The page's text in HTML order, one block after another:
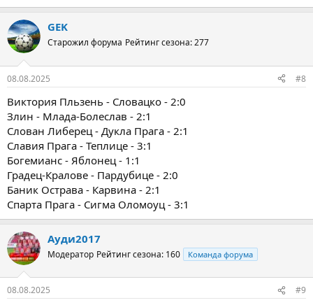
GEK
Старожил форума Рейтинг сезона: 277
08.08.2025 #8
Виктория Пльзень - Словацко - 2:0
Злин - Млада-Болеслав - 2:1
Слован Либерец - Дукла Прага - 2:1
Славия Прага - Теплице - 3:1
Богемианс - Яблонец - 1:1
Градец-Кралове - Пардубице - 2:0
Баник Острава - Карвина - 2:1
Спарта Прага - Сигма Оломоуц - 3:1
Ауди2017
Модератор Рейтинг сезона: 160 Команда форума
08.08.2025 #9